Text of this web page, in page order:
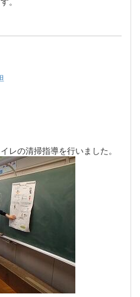
レの清掃指導を行いました。